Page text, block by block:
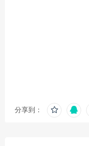
分享到：